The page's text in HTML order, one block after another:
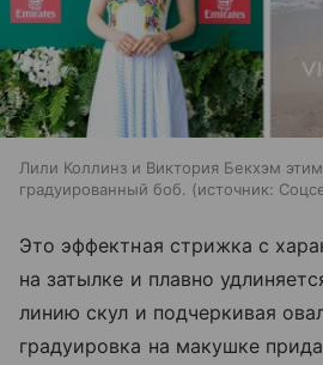
Лили Коллинз и Виктория Бекхэм
градуированный боб.
источник:
Это эффектная стрижка с
на затылке и плавно
линию скул и подчеркивая
градуировка на макушке